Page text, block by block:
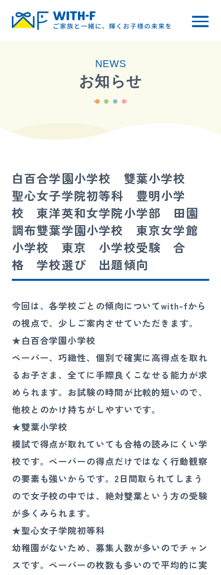
WITH-Fについて
ご入会までの流れ
ブログ・お知らせ
講師募集
お電話080-4324-4900
受付時間 10:00〜21:00（日祝を除く）
お問い合わせ
NEWS
お知らせ
白百合学園小学校 雙葉小学校
聖心女子学院初等科 豊明小学
校 東洋英和女学院小学部 田園
調布雙葉学園小学校 東京女学館
小学校 東京 小学校受験 合
格 学校選び 出題傾向
今回は、各学校ごとの傾向についてwith-fから
の視点で、少しご案内させていただきます。
★白百合学園小学校
ペーパー、巧緻性、個別で確実に高得点を取れ
るお子さま、全てに手際良くこなせる能力が求
められます。お試験の時間が比較的短いので、
他校とのかけ持ちがしやすいです。
★雙葉小学校
模試で得点が取れていても合格の読みにくい学
校です。ペーパーの得点だけではなく行動観察
の要素も強いからです。2日間取られてしまう
ので女子校の中では、絶対雙葉という方の受験
が多くみられます。
★聖心女子学院初等科
幼稚園がないため、募集人数が多いのでチャン
スです。ペーパーの枚数も多いので平均的に実